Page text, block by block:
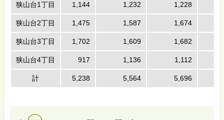
狭山台1丁目 1,144 1,232 1,228
狭山台2丁目 1,475 1,587 1,674
狭山台3丁目 1,702 1,609 1,682
狭山台4丁目 917 1,136 1,112
計 5,238 5,564 5,696